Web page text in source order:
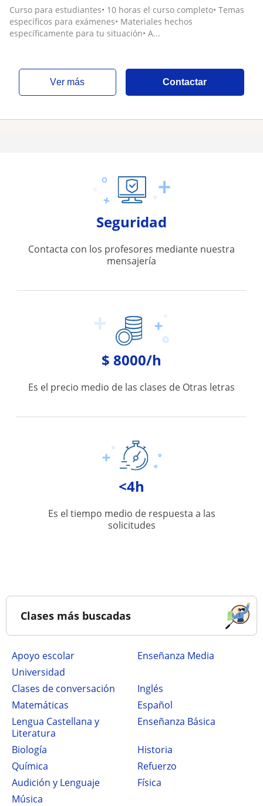
Curso para estudiantes• 10 horas el curso completo• Temas
específicos para exámenes• Materiales hechos
específicamente para tu situación• A...
ver más Contactar
Seguridad
Contacta con los profesores mediante nuestra
mensajería
$ 8000/h
Es el precio medio de las clases de Otras letras
<4h
Es el tiempo medio de respuesta a las
solicitudes
Clases más buscadas
Apoyo escolar
Enseñanza Media
Universidad
Clases de conversación
Inglés
Matemáticas
Español
Lengua Castellana y
Literatura
Enseñanza Básica
Biología
Historia
Química
Refuerzo
Audición y Lenguaje
Física
Música